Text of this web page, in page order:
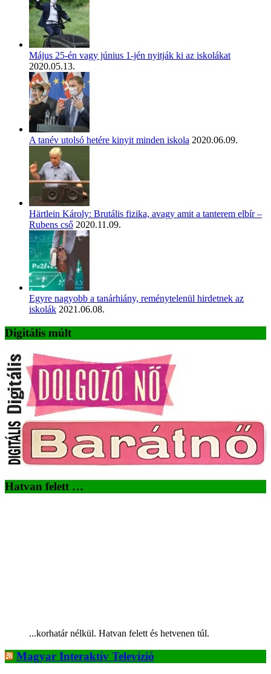
Május 25-én vagy június 1-jén nyitják ki az iskolákat
2020.05.13.
A tanév utolsó hetére kinyit minden iskola 2020.06.09.
Härtlein Károly: Brutális fizika, avagy amit a tanterem elbír –
Rubens cső 2020.11.09.
Egyre nagyobb a tanárhiány, reménytelenül hirdetnek az
iskolák 2021.06.08.
Digitális múlt
Hatvan felett …
...korhatár nélkül. Hatvan felett és hetvenen túl.
Magyar Interaktív Televízió